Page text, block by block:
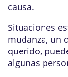
causa.
Situaciones
mudanza, un
querido,
algunas